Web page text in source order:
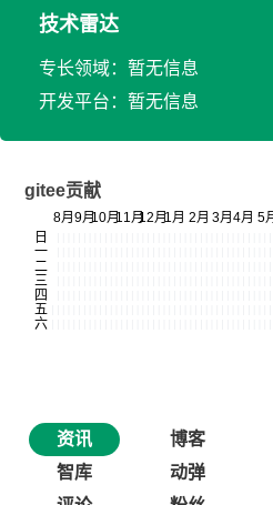
技术雷达
专长领域：暂无信息
开发平台：暂无信息
gitee贡献
资讯 博客
智库
动弹